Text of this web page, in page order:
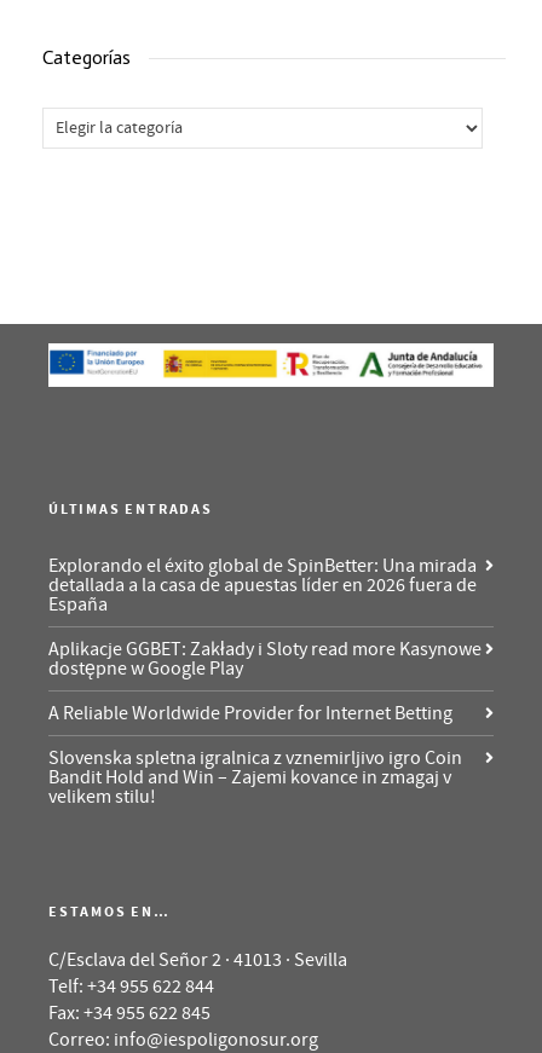
Categorías
Categorías
ÚLTIMAS ENTRADAS
Explorando el éxito global de SpinBetter: Una mirada
detallada a la casa de apuestas líder en 2026 fuera de
España
Aplikacje GGBET: Zakłady i Sloty read more Kasynowe
dostępne w Google Play
A Reliable Worldwide Provider for Internet Betting
Slovenska spletna igralnica z vznemirljivo igro Coin
Bandit Hold and Win – Zajemi kovance in zmagaj v
velikem stilu!
ESTAMOS EN…
C/Esclava del Señor 2 · 41013 · Sevilla
Telf: +34 955 622 844
Fax: +34 955 622 845
Correo: info@iespoligonosur.org